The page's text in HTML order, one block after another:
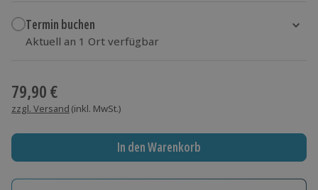
Termin buchen
Aktuell an 1 Ort verfügbar
79,90 €
zzgl. Versand (inkl. MwSt.)
In den Warenkorb